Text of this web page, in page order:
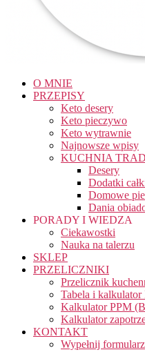
O MNIE
PRZEPISY
Keto desery
Keto pieczywo
Keto wytrawnie
Najnowsze wpisy
KUCHNIA
Desery
Dodatki
Domowe
Dania
PORADY I WIEDZA
Ciekawostki
Nauka na talerzu
SKLEP
PRZELICZNIKI
Przelicznik
Tabela i
Kalkulator PPM
Kalkulator
KONTAKT
Wypełnij formularz